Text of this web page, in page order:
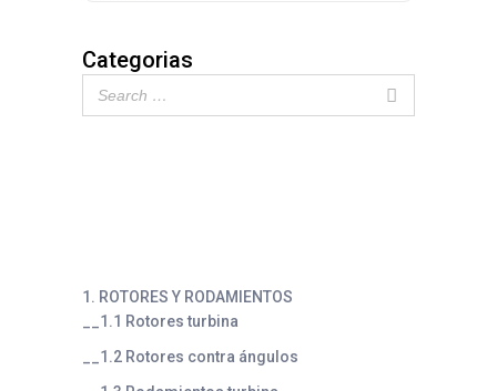
Categorias
1. ROTORES Y RODAMIENTOS
__1.1 Rotores turbina
__1.2 Rotores contra ángulos